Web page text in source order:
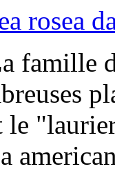
rosea
famille
le